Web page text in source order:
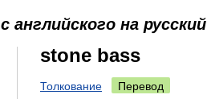
с английского на русский
stone bass
Толкование Перевод